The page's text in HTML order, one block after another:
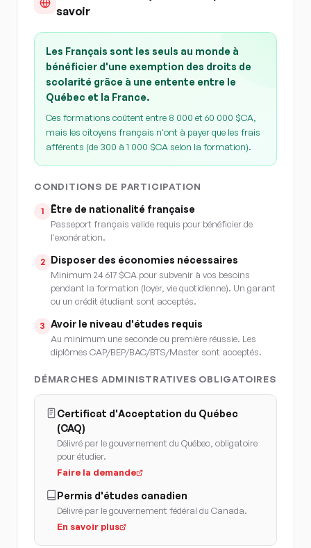
savoir
Les Français sont les seuls au monde à
bénéficier d'une exemption des droits de
scolarité grâce à une entente entre le
Québec et la France.
Ces formations coûtent entre 8 000 et 60 000 $CA,
mais les citoyens français n'ont à payer que les frais
afférents (de 300 à 1 000 $CA selon la formation).
CONDITIONS DE PARTICIPATION
1 Être de nationalité française
Passeport français valide requis pour bénéficier de
l'exonération.
2 Disposer des économies nécessaires
Minimum 24 617 $CA pour subvenir à vos besoins
pendant la formation (loyer, vie quotidienne). Un garant
ou un crédit étudiant sont acceptés.
3 Avoir le niveau d'études requis
Au minimum une seconde ou première réussie. Les
diplômes CAP/BEP/BAC/BTS/Master sont acceptés.
DÉMARCHES ADMINISTRATIVES OBLIGATOIRES
Certificat d'Acceptation du Québec
(CAQ)
Délivré par le gouvernement du Québec, obligatoire
pour étudier.
Faire la demande
Permis d'études canadien
Délivré par le gouvernement fédéral du Canada.
En savoir plus